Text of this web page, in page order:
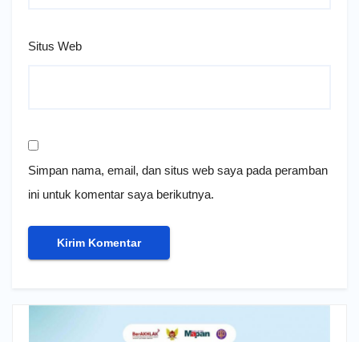
Situs Web
Simpan nama, email, dan situs web saya pada peramban
ini untuk komentar saya berikutnya.